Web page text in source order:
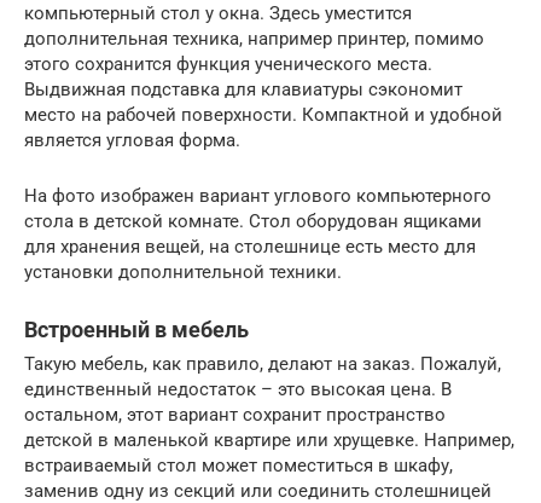
компьютерный стол у окна. Здесь уместится
дополнительная техника, например принтер, помимо
этого сохранится функция ученического места.
Выдвижная подставка для клавиатуры сэкономит
место на рабочей поверхности. Компактной и удобной
является угловая форма.
На фото изображен вариант углового компьютерного
стола в детской комнате. Стол оборудован ящиками
для хранения вещей, на столешнице есть место для
установки дополнительной техники.
Встроенный в мебель
Такую мебель, как правило, делают на заказ. Пожалуй,
единственный недостаток – это высокая цена. В
остальном, этот вариант сохранит пространство
детской в маленькой квартире или хрущевке. Например,
встраиваемый стол может поместиться в шкафу,
заменив одну из секций или соединить столешницей